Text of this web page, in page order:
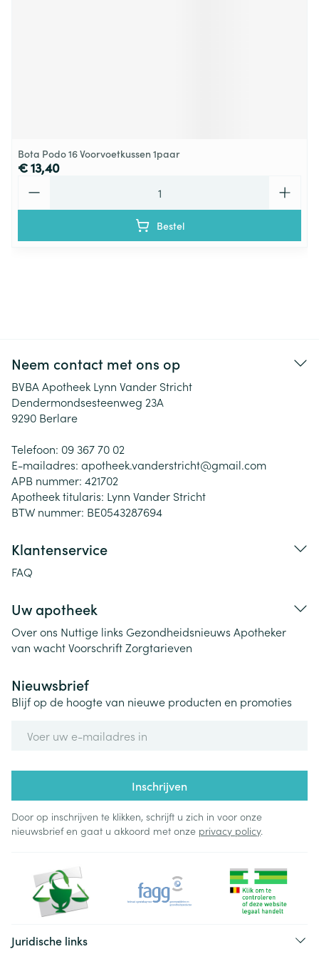
Bota Podo 16 Voorvoetkussen 1paar
€ 13,40
Bestel
Neem contact met ons op
BVBA Apotheek Lynn Vander Stricht
Dendermondsesteenweg 23A
9290 Berlare
Telefoon: 09 367 70 02
E-mailadres: apotheek.vanderstricht@gmail.com
APB nummer: 421702
Apotheek titularis: Lynn Vander Stricht
BTW nummer: BE0543287694
Klantenservice
FAQ
Uw apotheek
Over ons Nuttige links Gezondheidsnieuws Apotheker
van wachtVoorschriftZorgtarieven
Nieuwsbrief
Blijf op de hoogte van nieuwe producten en promoties
Inschrijven
Door op inschrijven te klikken, schrijft u zich in voor onze
nieuwsbrief en gaat u akkoord met onze privacy policy.
Juridische links